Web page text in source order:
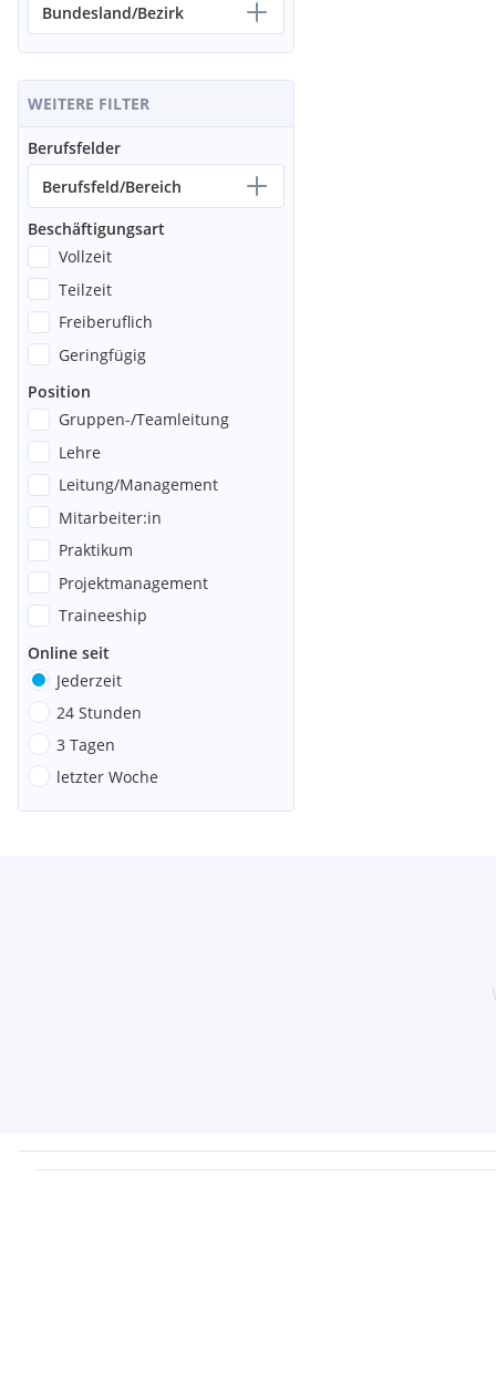
Bundesland/Bezirk
WEITERE FILTER
Berufsfelder
Berufsfeld/Bereich
Beschäftigungsart
Vollzeit
Teilzeit
Freiberuflich
Geringfügig
Position
Gruppen-/Teamleitung
Lehre
Leitung/Management
Mitarbeiter:in
Praktikum
Projektmanagement
Traineeship
Online seit
Jederzeit
24 Stunden
3 Tagen
letzter Woche